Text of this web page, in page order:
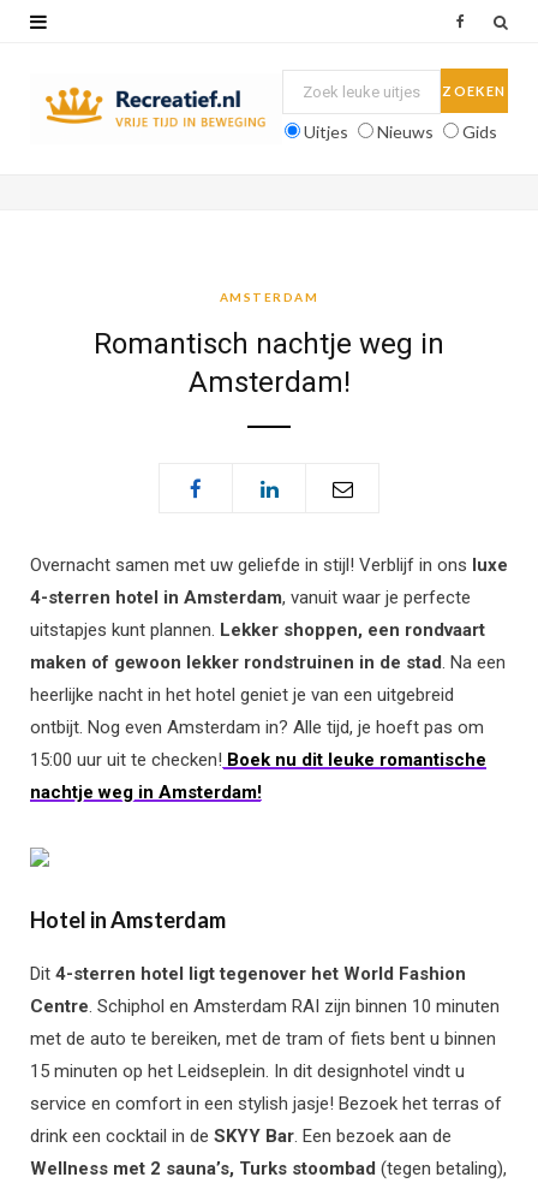
Uitjes Nieuws Gids
AMSTERDAM
Romantisch nachtje weg in
Amsterdam!
Overnacht samen met uw geliefde in stijl! Verblijf in ons luxe
4-sterren hotel in Amsterdam, vanuit waar je perfecte
uitstapjes kunt plannen. Lekker shoppen, een rondvaart
maken of gewoon lekker rondstruinen in de stad. Na een
heerlijke nacht in het hotel geniet je van een uitgebreid
ontbijt. Nog even Amsterdam in? Alle tijd, je hoeft pas om
15:00 uur uit te checken! Boek nu dit leuke romantische
nachtje weg in Amsterdam!
Hotel in Amsterdam
Dit 4-sterren hotel ligt tegenover het World Fashion
Centre. Schiphol en Amsterdam RAI zijn binnen 10 minuten
met de auto te bereiken, met de tram of fiets bent u binnen
15 minuten op het Leidseplein. In dit designhotel vindt u
service en comfort in een stylish jasje! Bezoek het terras of
drink een cocktail in de SKYY Bar. Een bezoek aan de
Wellness met 2 sauna’s, Turks stoombad (tegen betaling),